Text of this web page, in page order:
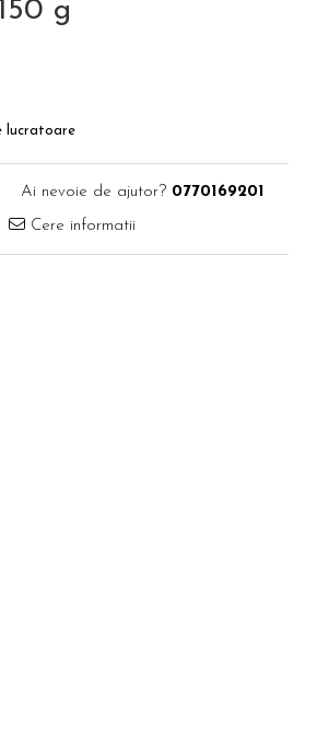
g
lucratoare
Ai nevoie de ajutor? 0770169201
Cere informatii